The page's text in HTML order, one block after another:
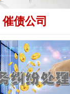
催债公司